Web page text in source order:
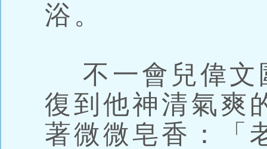
浴。
不一會兒偉文
復到他神清氣爽
著微微皂香：「